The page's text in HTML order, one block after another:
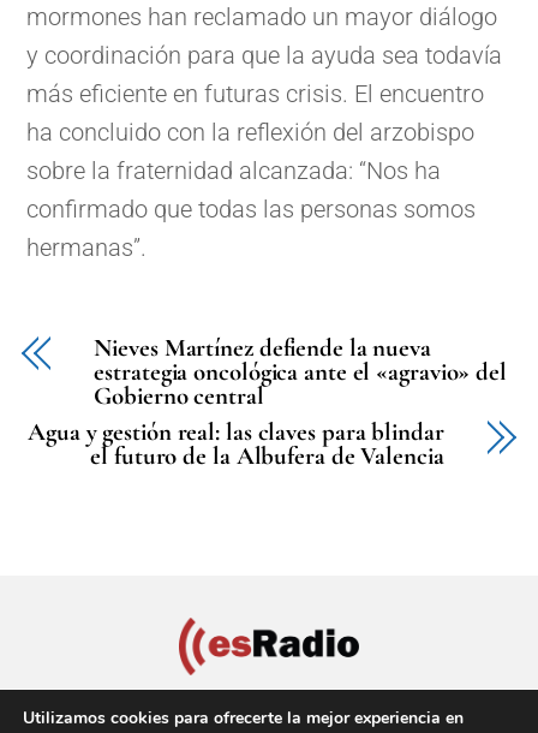
mormones han reclamado un mayor diálogo
y coordinación para que la ayuda sea todavía
más eficiente en futuras crisis. El encuentro
ha concluido con la reflexión del arzobispo
sobre la fraternidad alcanzada: “Nos ha
confirmado que todas las personas somos
hermanas”.
Nieves Martínez defiende la nueva
estrategia oncológica ante el «agravio» del
Gobierno central
Agua y gestión real: las claves para blindar
el futuro de la Albufera de Valencia
Utilizamos cookies para ofrecerte la mejor experiencia en